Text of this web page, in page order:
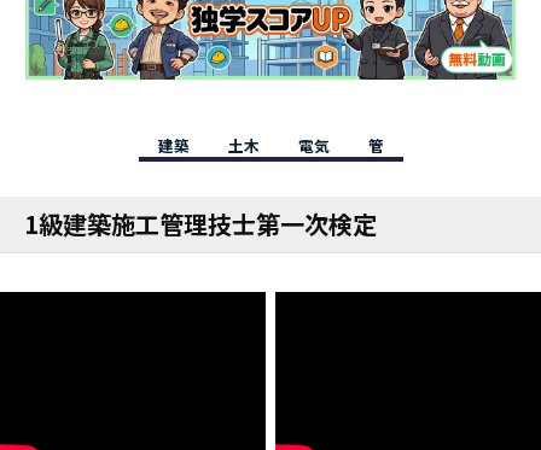
建築 土木 電気 管
1級建築施工管理技士第一次検定